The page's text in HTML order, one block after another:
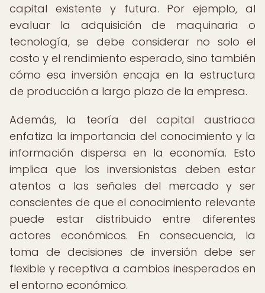
capital existente y futura. Por ejemplo, al
evaluar la adquisición de maquinaria o
tecnología, se debe considerar no solo el
costo y el rendimiento esperado, sino también
cómo esa inversión encaja en la estructura
de producción a largo plazo de la empresa.
Además, la teoría del capital austriaca
enfatiza la importancia del conocimiento y la
información dispersa en la economía. Esto
implica que los inversionistas deben estar
atentos a las señales del mercado y ser
conscientes de que el conocimiento relevante
puede estar distribuido entre diferentes
actores económicos. En consecuencia, la
toma de decisiones de inversión debe ser
flexible y receptiva a cambios inesperados en
el entorno económico.